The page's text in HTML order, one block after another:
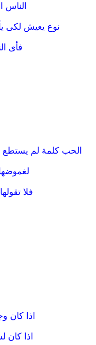
الناس
نوع يعيش لكى
فأى
الحب كلمة لم يستطع
فلا
اذا كان
اذا كان